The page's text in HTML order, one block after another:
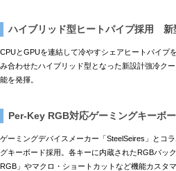
ハイブリッド型ヒートパイプ採用 新
CPUとGPUを連結して冷やすシェアヒートパイプ
み合わせたハイブリッド型となった新設計強冷ク
能を発揮。
Per-Key RGB対応ゲーミングキーボ
ゲーミングデバイスメーカー「SteelSeires」とコ
グキーボード採用。各キーに内蔵されたRGBバッ
RGB」やマクロ・ショートカットなど機能カスタマ